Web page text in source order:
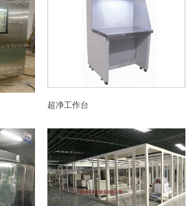
超净工作台